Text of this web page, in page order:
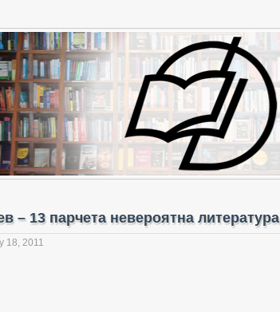
– 13 парчета невероятна литература
18, 2011